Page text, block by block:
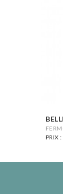
PRIX